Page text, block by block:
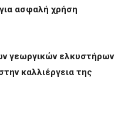
ασφαλή χρήση
γεωργικών ελκυστήρων
καλλιέργεια της